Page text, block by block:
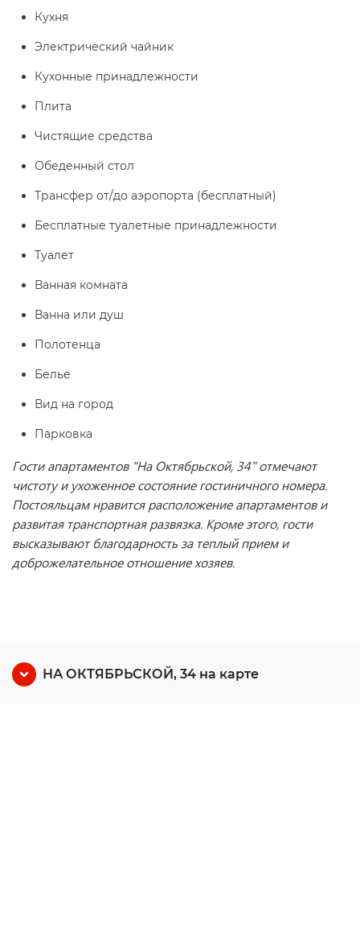
Кухня
Электрический чайник
Кухонные принадлежности
Плита
Чистящие средства
Обеденный стол
Трансфер от/до аэропорта (бесплатный)
Бесплатные туалетные принадлежности
Туалет
Ванная комната
Ванна или душ
Полотенца
Белье
Вид на город
Парковка
Гости апартаментов "На Октябрьской, 34" отмечают
чистоту и ухоженное состояние гостиничного номера.
Постояльцам нравится расположение апартаментов и
развитая транспортная развязка. Кроме этого, гости
высказывают благодарность за теплый прием и
доброжелательное отношение хозяев.
НА ОКТЯБРЬСКОЙ, 34 на карте